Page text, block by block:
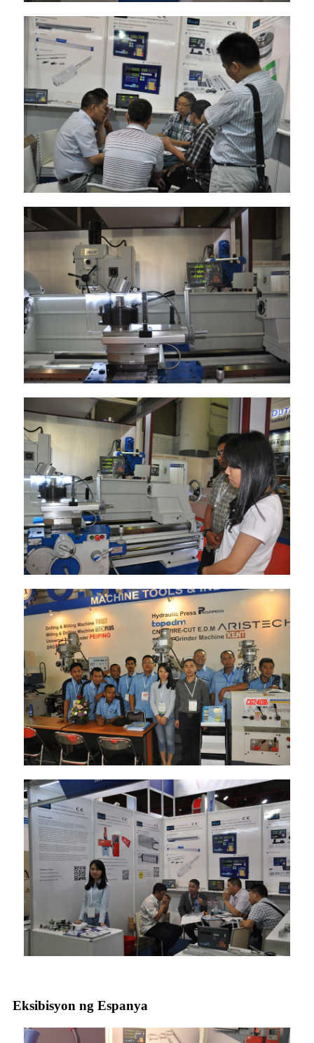
Eksibisyon ng Espanya